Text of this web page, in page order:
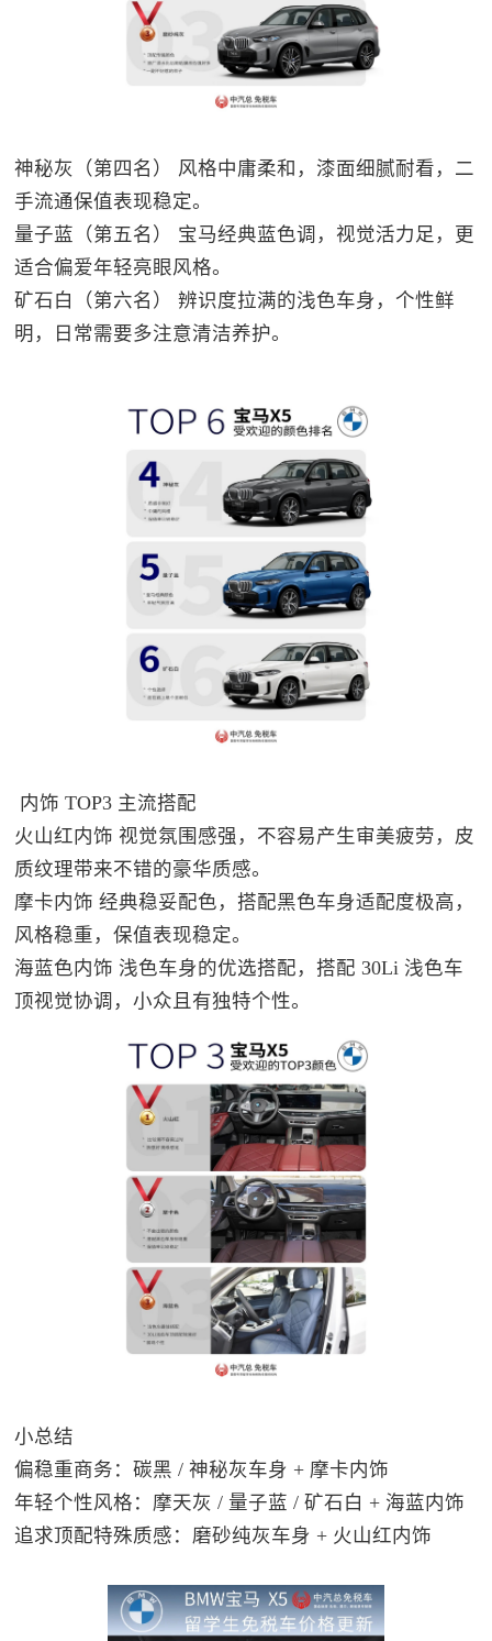
神秘灰（第四名） 风格中庸柔和，漆面细腻耐看，二
手流通保值表现稳定。
量子蓝（第五名） 宝马经典蓝色调，视觉活力足，更
适合偏爱年轻亮眼风格。
矿石白（第六名） 辨识度拉满的浅色车身，个性鲜
明，日常需要多注意清洁养护。
内饰 TOP3 主流搭配
火山红内饰 视觉氛围感强，不容易产生审美疲劳，皮
质纹理带来不错的豪华质感。
摩卡内饰 经典稳妥配色，搭配黑色车身适配度极高，
风格稳重，保值表现稳定。
海蓝色内饰 浅色车身的优选搭配，搭配 30Li 浅色车
顶视觉协调，小众且有独特个性。
小总结
偏稳重商务：碳黑 / 神秘灰车身 + 摩卡内饰
年轻个性风格：摩天灰 / 量子蓝 / 矿石白 + 海蓝内饰
追求顶配特殊质感：磨砂纯灰车身 + 火山红内饰